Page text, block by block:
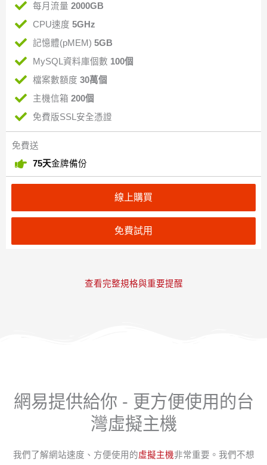
每月流量 2000GB
CPU速度 5GHz
記憶體(pMEM) 5GB
MySQL資料庫個數 100個
檔案數額度 30萬個
主機信箱 200個
免費版SSL安全憑證
免費送
75天金牌備份
線上購買
免費試用
查看完整規格與重要提醒
網易提供給你 - 更方便使用的台
灣虛擬主機
我們了解網站速度、方便使用的虛擬主機非常重要。我們不想